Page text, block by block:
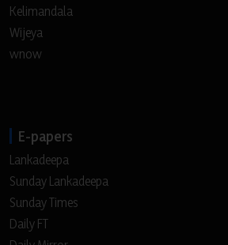
Kelimandala
Wijeya
wnow
E-papers
Lankadeepa
Sunday Lankadeepa
Sunday Times
Daily FT